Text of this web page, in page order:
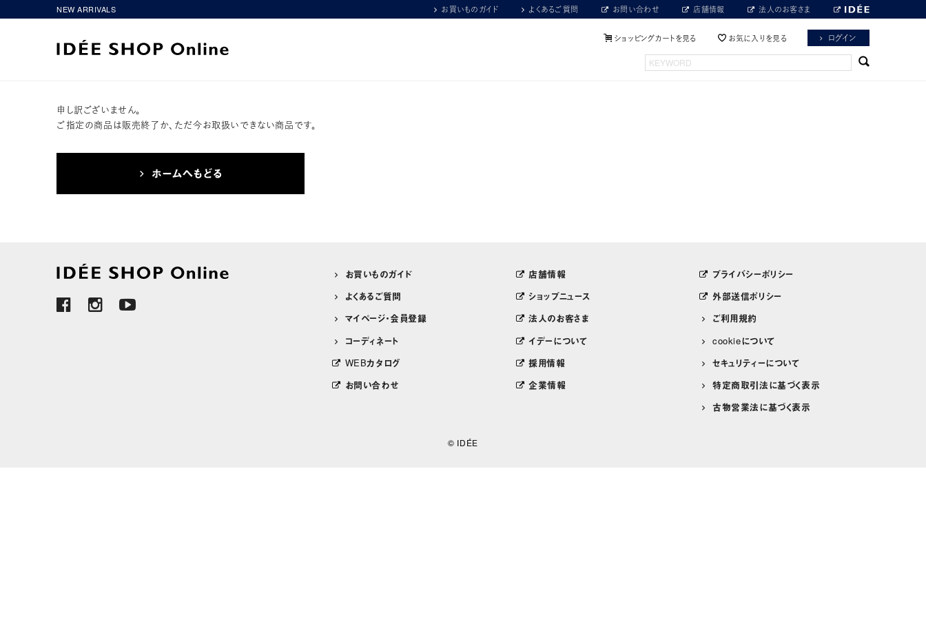
NEW ARRIVALS お買いものガイド よくあるご質問 お問い合わせ 店舗情報 法人のお客さま
ショッピングカートを見る お気に入りを見る ログイン
申し訳ございません。
ご指定の商品は販売終了か、ただ今お取扱いできない商品です。
お買いものガイド
よくあるご質問
マイページ・会員登録
コーディネート
WEBカタログ
お問い合わせ
店舗情報
ショップニュース
法人のお客さま
イデーについて
採用情報
企業情報
プライバシーポリシー
外部送信ポリシー
ご利用規約
cookieについて
セキュリティーについて
特定商取引法に基づく表示
古物営業法に基づく表示
© IDÉE